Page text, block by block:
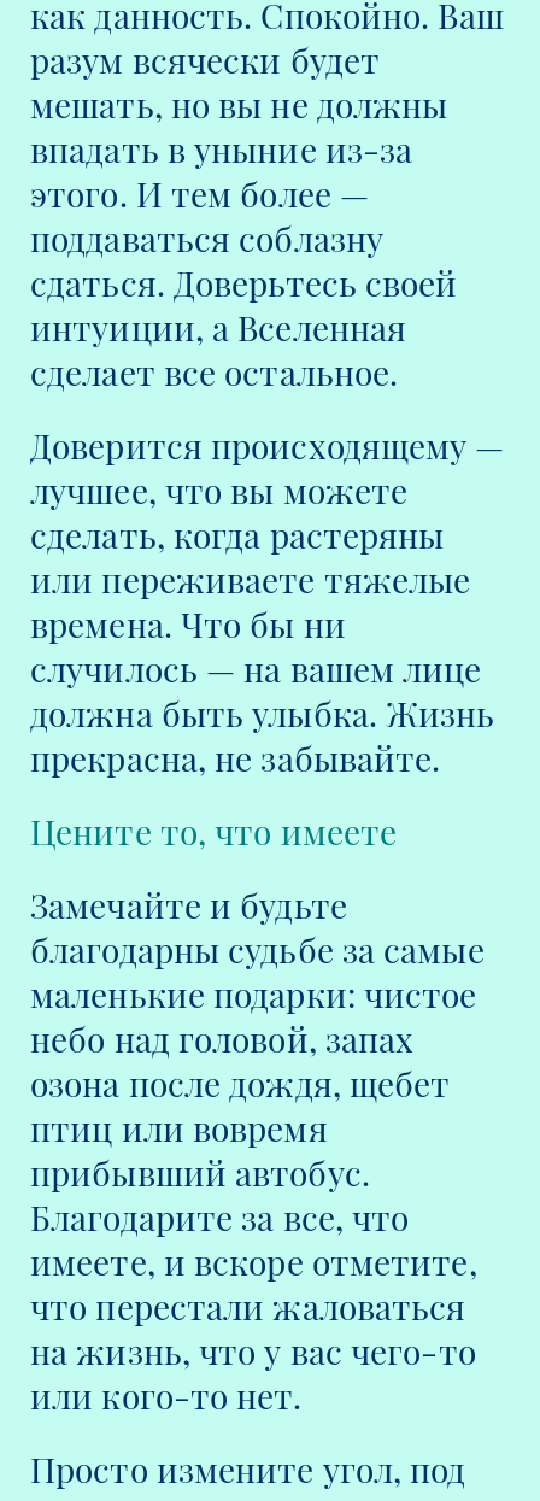
как данность. Спокойно. Ваш
разум всячески будет
мешать, но вы не должны
впадать в уныние из-за
этого. И тем более —
поддаваться соблазну
сдаться. Доверьтесь своей
интуиции, а Вселенная
сделает все остальное.
Доверится происходящему —
лучшее, что вы можете
сделать, когда растеряны
или переживаете тяжелые
времена. Что бы ни
случилось — на вашем лице
должна быть улыбка. Жизнь
прекрасна, не забывайте.
Цените то, что имеете
Замечайте и будьте
благодарны судьбе за самые
маленькие подарки: чистое
небо над головой, запах
озона после дождя, щебет
птиц или вовремя
прибывший автобус.
Благодарите за все, что
имеете, и вскоре отметите,
что перестали жаловаться
на жизнь, что у вас чего-то
или кого-то нет.
Просто измените угол, под